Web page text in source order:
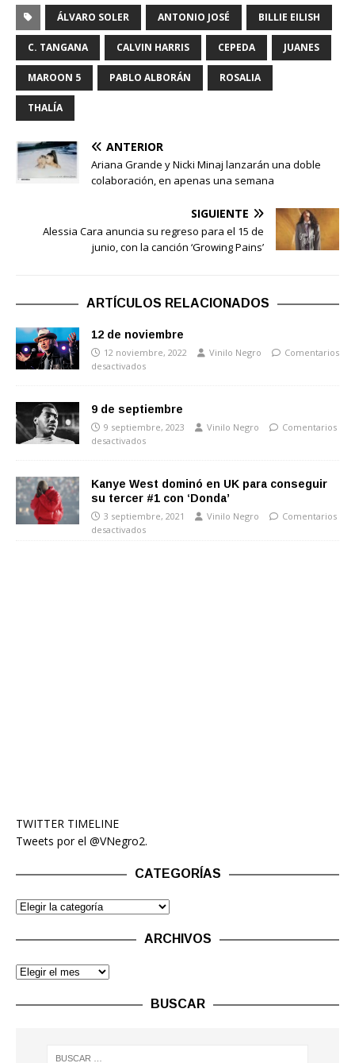
ÁLVARO SOLER ANTONIO JOSÉ BILLIE EILISH
C. TANGANA CALVIN HARRIS CEPEDA JUANES
MAROON 5 PABLO ALBORÁN ROSALIA
THALÍA
ANTERIOR
Ariana Grande y Nicki Minaj lanzarán una doble
colaboración, en apenas una semana
SIGUIENTE
Alessia Cara anuncia su regreso para el 15 de
junio, con la canción ‘Growing Pains’
ARTÍCULOS RELACIONADOS
12 de noviembre
12 noviembre, 2022 Vinilo Negro
Comentarios
desactivados
9 de septiembre
9 septiembre, 2023 Vinilo Negro
Comentarios
desactivados
Kanye West dominó en UK para conseguir
su tercer #1 con ‘Donda’
3 septiembre, 2021 Vinilo Negro
Comentarios
desactivados
TWITTER TIMELINE
Tweets por el @VNegro2.
CATEGORÍAS
ARCHIVOS
BUSCAR